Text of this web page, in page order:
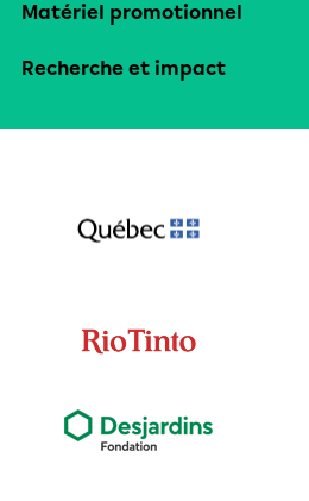
Matériel promotionnel
Recherche et impact